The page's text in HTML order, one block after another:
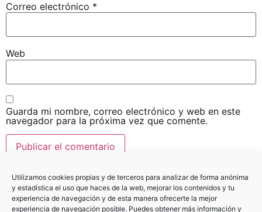
Utilizamos cookies propias y de terceros para analizar de forma anónima
y estadística el uso que haces de la web, mejorar los contenidos y tu
experiencia de navegación y de esta manera ofrecerte la mejor
experiencia de navegación posible. Puedes obtener más información y
Correo electrónico *
Web
Guarda mi nombre, correo electrónico y web en este
navegador para la próxima vez que comente.